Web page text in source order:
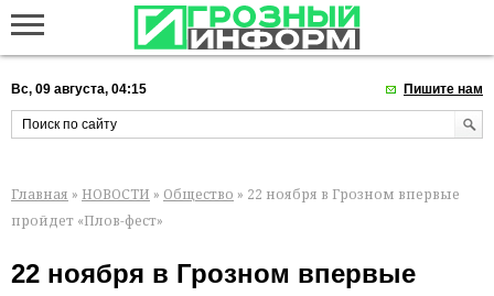
Вс, 09 августа, 04:15 Пишите нам
Главная » НОВОСТИ » Общество » 22 ноября в Грозном впервые
пройдет «Плов-фест»
22 ноября в Грозном впервые